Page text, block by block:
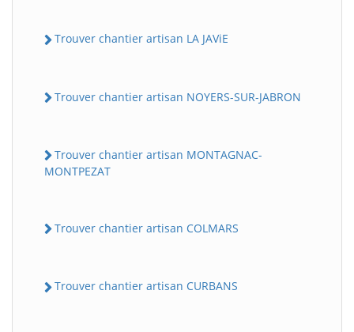
Trouver chantier artisan LA JAViE
Trouver chantier artisan NOYERS-SUR-JABRON
Trouver chantier artisan MONTAGNAC-
MONTPEZAT
Trouver chantier artisan COLMARS
Trouver chantier artisan CURBANS